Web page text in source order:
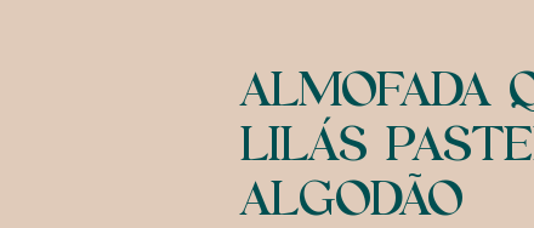
ALMOFADA
LILÁS
ALGODÃO